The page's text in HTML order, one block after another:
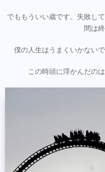
でももういい歳です。失敗し
間は
僕の人生はうまくいかない
この時頭に浮かんだのは